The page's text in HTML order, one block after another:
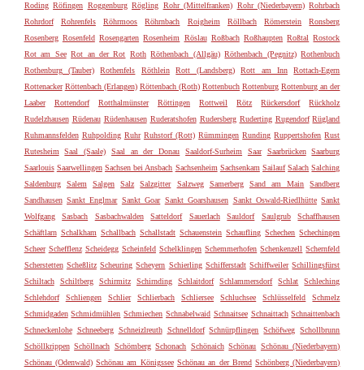
Roding Röfingen Roggenburg Rögling Rohr (Mittelfranken) Rohr (Niederbayern) Rohrbach
Rohrdorf
Rohrenfels Röhrmoos Röhrnbach Roigheim Röllbach Römerstein
Ronsberg
Rosenberg Rosenfeld Rosengarten Rosenheim Röslau Roßbach Roßhaupten Roßtal Rostock
Rot am See Rot an der Rot Roth Röthenbach (Allgäu) Röthenbach (Pegnitz) Rothenbuch
Rothenburg (Tauber)
Rothenfels Röthlein Rott (Landsberg) Rott am Inn
Rottach-Egern
Rottenacker Röttenbach (Erlangen) Röttenbach (Roth) Rottenbuch Rottenburg Rottenburg an der
Laaber
Rottendorf Rotthalmünster Röttingen Rottweil Rötz Rückersdorf
Rückholz
Rudelzhausen Rüdenau Rüdenhausen Ruderatshofen Rudersberg Ruderting Rugendorf Rügland
Ruhmannsfelden Ruhpolding Ruhr Ruhstorf (Rott) Rümmingen Runding Ruppertshofen Rust
Rutesheim
Saal (Saale) Saal an der Donau Saaldorf-Surheim Saar Saarbrücken
Saarburg
Saarlouis Saarwellingen Sachsen bei Ansbach Sachsenheim Sachsenkam Sailauf Salach Salching
Saldenburg
Salem Salgen Salz Salzgitter Salzweg Samerberg Sand am Main
Sandberg
Sandhausen Sankt Englmar Sankt Goar Sankt Goarshausen Sankt Oswald-Riedlhütte Sankt
Wolfgang
Sasbach Sasbachwalden Satteldorf Sauerlach Sauldorf Saulgrub
Schaffhausen
Schäftlarn Schalkham Schallbach Schallstadt Schauenstein Schaufling Schechen Schechingen
Scheer Schefflenz Scheidegg Scheinfeld Schelklingen Schemmerhofen Schenkenzell Schernfeld
Scherstetten Scheßlitz Scheuring Scheyern Schierling Schifferstadt Schiffweiler Schillingsfürst
Schiltach
Schiltberg Schirmitz Schirnding Schlaitdorf Schlammersdorf Schlat
Schleching
Schlehdorf
Schliengen Schlier Schlierbach Schliersee Schluchsee Schlüsselfeld
Schmelz
Schmidgaden Schmidmühlen Schmiechen Schnabelwaid Schnaitsee Schnaittach Schnaittenbach
Schneckenlohe Schneeberg Schneizlreuth Schnelldorf Schnürpflingen Schöfweg Schollbrunn
Schöllkrippen Schöllnach Schömberg Schonach Schönaich Schönau Schönau (Niederbayern)
Schönau (Odenwald) Schönau am Königssee Schönau an der Brend Schönberg (Niederbayern)